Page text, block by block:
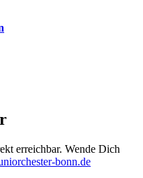
erreichbar. Wende Dich
bonn.de